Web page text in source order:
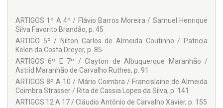
Direito Processual (IPDP). Diretora de Penal Internacional da
União Ibero-americano de Juízes (UIJ). Atualmente é
Desembargadora Substituta do Tribunal de Justiça do
Estado do Paraná. Presidente da Assessoria Especial de
Estudo e Pesquisa da Associação Brasileira das Mulheres de
Carreiras Jurídicas – ABMCJ do Paraná. Autora de diversos
https://orcid.org/0000-0002-1900-
1666.
ARTIGOS 1º A 4º / Flávio Barros Moreira / Samuel Henrique
Silva Favorito Brandão, p. 45
ARTIGO 5º / Nilton Carlos de Almeida Coutinho / Patricia
Kelen da Costa Dreyer, p. 85
ARTIGOS 6º E 7º / Clayton de Albuquerque Maranhão /
Astrid Maranhão de Carvalho Ruthes, p. 91
ARTIGOS 8º A 10 / Mário Coimbra / Francislaine de Almeida
Coimbra Strasser / Rita de Cassia Lopes da Silva, p. 141
ARTIGOS 12 A 17 / Cláudio Antônio de Carvalho Xavier, p. 155